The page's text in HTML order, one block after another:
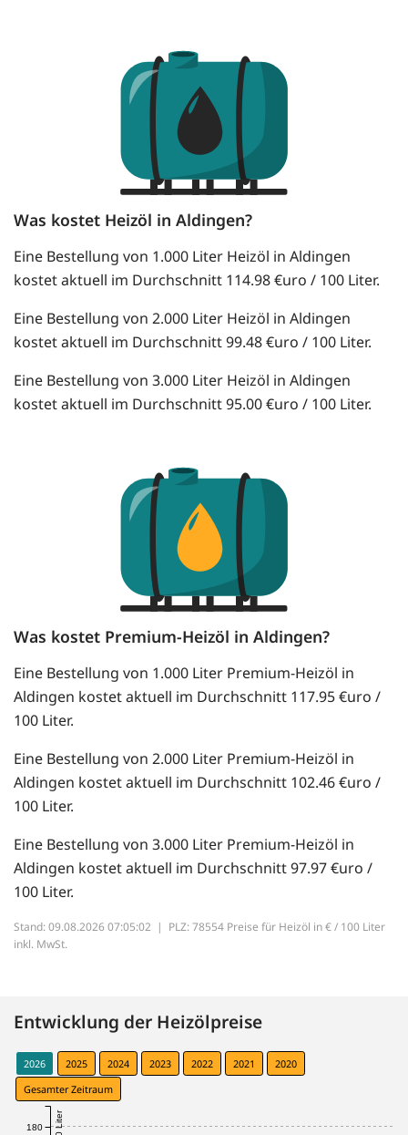
Was kostet Heizöl in Aldingen?
Eine Bestellung von 1.000 Liter Heizöl in Aldingen
kostet aktuell im Durchschnitt 114.98 €uro / 100 Liter.
Eine Bestellung von 2.000 Liter Heizöl in Aldingen
kostet aktuell im Durchschnitt 99.48 €uro / 100 Liter.
Eine Bestellung von 3.000 Liter Heizöl in Aldingen
kostet aktuell im Durchschnitt 95.00 €uro / 100 Liter.
Was kostet Premium-Heizöl in Aldingen?
Eine Bestellung von 1.000 Liter Premium-Heizöl in
Aldingen kostet aktuell im Durchschnitt 117.95 €uro /
100 Liter.
Eine Bestellung von 2.000 Liter Premium-Heizöl in
Aldingen kostet aktuell im Durchschnitt 102.46 €uro /
100 Liter.
Eine Bestellung von 3.000 Liter Premium-Heizöl in
Aldingen kostet aktuell im Durchschnitt 97.97 €uro /
100 Liter.
Stand: 09.08.2026 07:05:02 | PLZ: 78554 Preise für Heizöl in € / 100 Liter
inkl. MwSt.
Entwicklung der Heizölpreise
2026 2025 2024 2023 2022 2021
2020
Gesamter Zeitraum
180